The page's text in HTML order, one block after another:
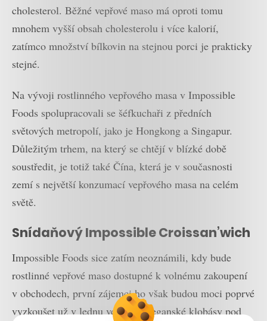
cholesterol. Běžné vepřové maso má oproti tomu
mnohem vyšší obsah cholesterolu i více kalorií,
zatímco množství bílkovin na stejnou porci je prakticky
stejné.
Na vývoji rostlinného vepřového masa v Impossible
Foods spolupracovali se šéfkuchaři z předních
světových metropolí, jako je Hongkong a Singapur.
Důležitým trhem, na který se chtějí v blízké době
soustředit, je totiž také Čína, která je v současnosti
zemí s největší konzumací vepřového masa na celém
světě.
Snídaňový Impossible Croissan’wich
Impossible Foods sice zatím neoznámili, kdy bude
rostlinné vepřové maso dostupné k volnému zakoupení
v obchodech, první zájemci ho však budou moci poprvé
vyzkoušet už v lednu ve formě veganské klobásy pod